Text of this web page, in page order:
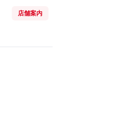
店舗案内